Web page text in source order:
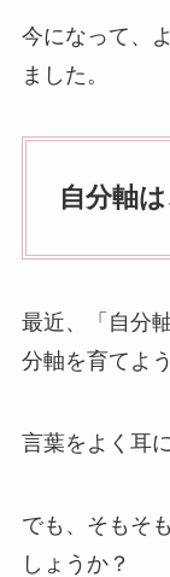
今になって、
ました。
自分軸
最近、「自分
分軸を育てよ
言葉をよく耳
でも、そもそ
しょうか？